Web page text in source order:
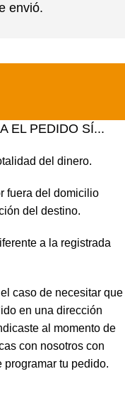
envió.
EL PEDIDO SÍ...
del dinero.
fuera del domicilio
del destino.
a la registrada
caso de necesitar que
en una dirección
al momento de
con nosotros con
programar tu pedido.